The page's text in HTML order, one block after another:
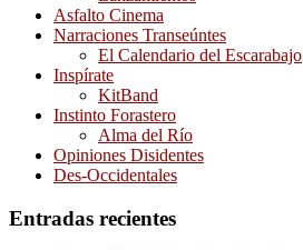
Asfalto Cinema
Narraciones Transeúntes
El Calendario del Escarabajo
Inspírate
KitBand
Instinto Forastero
Alma del Río
Opiniones Disidentes
Des-Occidentales
Entradas recientes